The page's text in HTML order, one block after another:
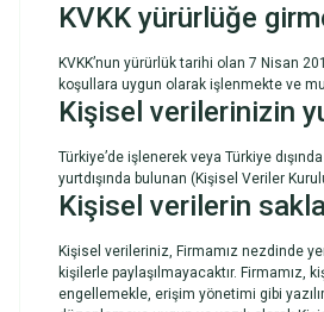
KVKK yürürlüğe
KVKK’nun yürürlük tarihi olan 7 Nisan
koşullara uygun olarak işlenmekte ve
Kişisel verilerinizin
Türkiye’de işlenerek veya Türkiye
yurtdışında bulunan (Kişisel Veriler
Kişisel verilerin
Kişisel verileriniz, Firmamız nezdinde
kişilerle paylaşılmayacaktır. Firmamız,
engellemekle, erişim yönetimi gibi